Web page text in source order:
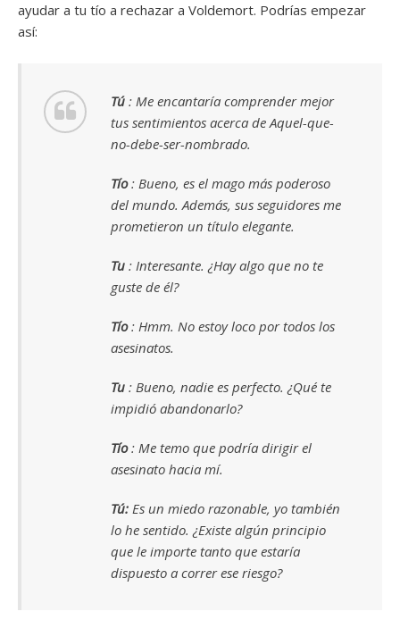
ayudar a tu tío a rechazar a Voldemort. Podrías empezar
así:
Tú : Me encantaría comprender mejor
tus sentimientos acerca de Aquel-que-
no-debe-ser-nombrado.
Tío: Bueno, es el mago más poderoso
del mundo. Además, sus seguidores me
prometieron un título elegante.
Tu : Interesante. ¿Hay algo que no te
guste de él?
Tío: Hmm. No estoy loco por todos los
asesinatos.
Tu : Bueno, nadie es perfecto. ¿Qué te
impidió abandonarlo?
Tío: Me temo que podría dirigir el
asesinato hacia mí.
Tú: Es un miedo razonable, yo también
lo he sentido. ¿Existe algún principio
que le importe tanto que estaría
dispuesto a correr ese riesgo?